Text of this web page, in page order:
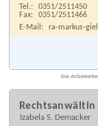
Tel.:
0351/2511450
Fax:
0351/2511466
E-Mail:
ra-markus-
Die
Rechtsanwältin
Izabela S. Demacker